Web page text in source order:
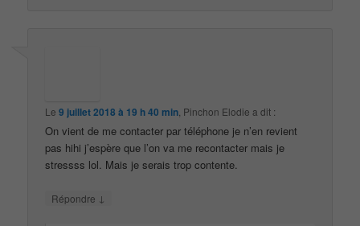
Le9 juillet 2018 à 19 h 40 min Pinchon Elodie a dit :
On vient de me contacter par téléphone je n’en revient
pas hihi j’espère que l’on va me recontacter mais je
stressss lol. Mais je serais trop contente.
Répondre ↓